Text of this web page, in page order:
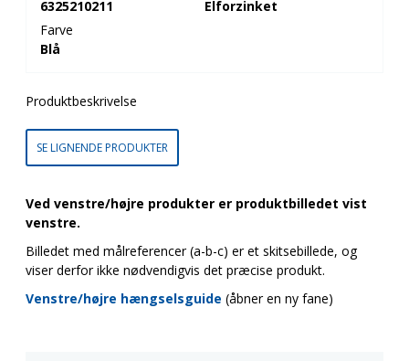
6325210211
Elforzinket
Farve
Blå
Produktbeskrivelse
SE LIGNENDE PRODUKTER
Ved venstre/højre produkter er produktbilledet vist
venstre.
Billedet med målreferencer (a-b-c) er et skitsebillede, og
viser derfor ikke nødvendigvis det præcise produkt.
Venstre/højre hængselsguide (åbner en ny fane)